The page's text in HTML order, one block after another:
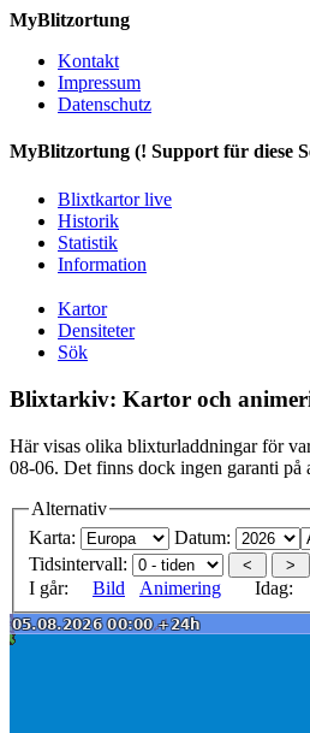
MyBlitzortung
Kontakt
Impressum
Datenschutz
MyBlitzortung (! Support für diese
Blixtkartor live
Historik
Statistik
Information
Kartor
Densiteter
Sök
Blixtarkiv: Kartor och
Här visas olika blixturladdningar för
08-06. Det finns dock ingen garanti på
Alternativ
Karta:
Datum:
Tidsintervall:
I går:
Bild Animering Idag: